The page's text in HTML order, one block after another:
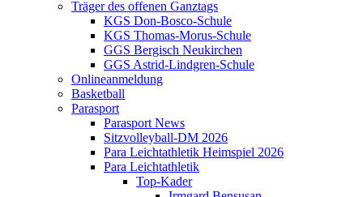
Träger des offenen Ganztags
KGS Don-Bosco-Schule
KGS Thomas-Morus-Schule
GGS Bergisch Neukirchen
GGS Astrid-Lindgren-Schule
Onlineanmeldung
Basketball
Parasport
Parasport News
Sitzvolleyball-DM 2026
Para Leichtathletik Heimspiel 2026
Para Leichtathletik
Top-Kader